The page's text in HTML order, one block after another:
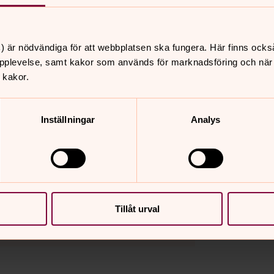
är nödvändiga för att webbplatsen ska fungera. Här finns
samt kakor som används för marknadsföring och
Inställningar Analys
Tillåt urval
röstkort. Om du saknar ditt
till din
med hjälp av bank-id.
att skriva ut ett nytt